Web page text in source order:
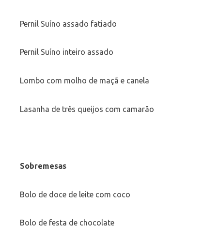
Pernil Suíno assado fatiado
Pernil Suíno inteiro assado
Lombo com molho de maçã e canela
Lasanha de três queijos com camarão
Sobremesas
Bolo de doce de leite com coco
Bolo de festa de chocolate